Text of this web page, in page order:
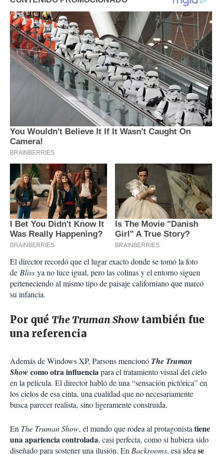
El director recordó que el lugar exacto donde se tomó la foto
de Bliss ya no luce igual, pero las colinas y el entorno siguen
perteneciendo al mismo tipo de paisaje californiano que marcó
su infancia.
Por qué The Truman Show también fue
una referencia
Además de Windows XP, Parsons mencionó The Truman
Show como otra influenciapara el tratamiento visual del cielo
en la película. El director habló de una “sensación pictórica” en
los cielos de esa cinta, una cualidad que no necesariamente
busca parecer realista, sino ligeramente construida.
En The Truman Show, el mundo que rodea al protagonistatiene
una apariencia controlada, casi perfecta, como si hubiera sido
diseñado para sostener una ilusión. EnBackrooms, esa idease